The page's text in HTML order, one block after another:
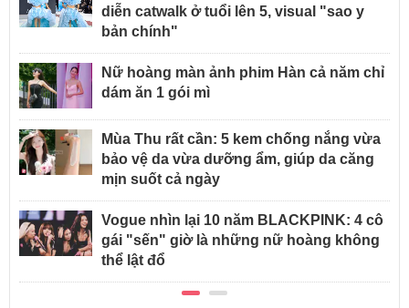
diễn catwalk ở tuổi lên 5, visual "sao y
bản chính"
Nữ hoàng màn ảnh phim Hàn cả năm chỉ
dám ăn 1 gói mì
Mùa Thu rất cần: 5 kem chống nắng vừa
bảo vệ da vừa dưỡng ẩm, giúp da căng
mịn suốt cả ngày
Vogue nhìn lại 10 năm BLACKPINK: 4 cô
gái "sến" giờ là những nữ hoàng không
thể lật đổ